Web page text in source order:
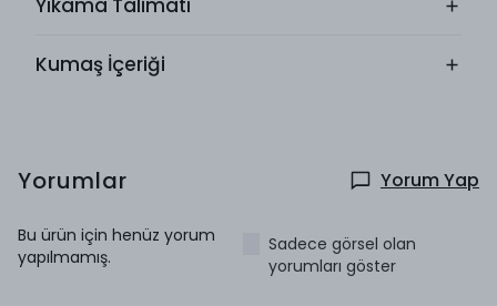
Yıkama Talimatı
Kumaş İçeriği
Yorumlar Yorum Yap
Bu ürün için henüz yorum
yapılmamış.
Sadece görsel olan
yorumları göster